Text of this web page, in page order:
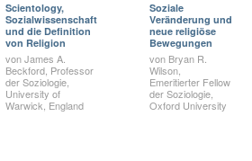
Scientology,
Sozialwissenschaft
und die Definition
von Religion
von James A.
Beckford, Professor
der Soziologie,
University of
Warwick, England
Soziale
Veränderung und
neue religiöse
Bewegungen
von Bryan R.
Wilson,
Emeritierter Fellow
der Soziologie,
Oxford University